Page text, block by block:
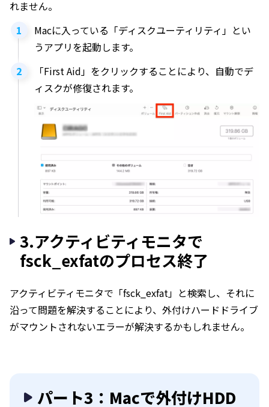
れません。
Macに入っている「ディスクユーティリティ」とい
うアプリを起動します。
「First Aid」をクリックすることにより、自動でデ
ィスクが修復されます。
3.アクティビティモニタで
fsck_exfatのプロセス終了
アクティビティモニタで「fsck_exfat」と検索し、それに
沿って問題を解決することにより、外付けハードドライブ
がマウントされないエラーが解決するかもしれません。
パート3：Macで外付けHDD